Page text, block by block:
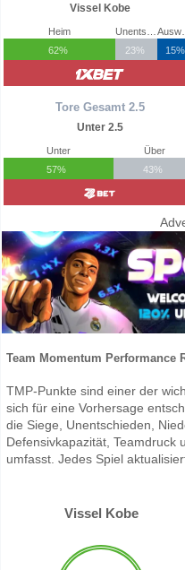
Vissel Kobe
Heim
62%
23%
15%
Tore Gesamt 2.5
Unter 2.5
Unter
57%
Über
43%
Team Momentum Performance
TMP-Punkte sind einer der
sich für eine Vorhersage
die Siege, Unentschieden,
Defensivkapazität, Teamdruck
umfasst. Jedes Spiel
Vissel Kobe